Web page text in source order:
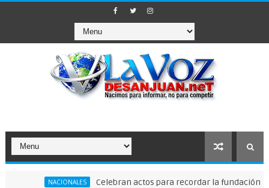
NACIONALES Celebran actos para recordar la fundación de Santo